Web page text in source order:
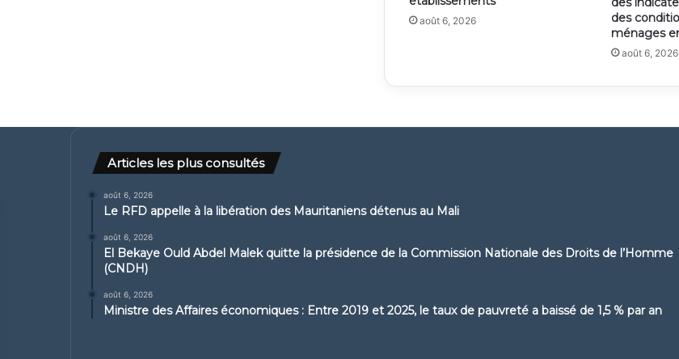
août 6, 2026
des
ménages
août 6, 2026
Articles les plus consultés
août 6, 2026
Le RFD appelle à la libération des Mauritaniens détenus au Mali
août 6, 2026
El Bekaye Ould Abdel Malek quitte la présidence de la Commission Nationale des Droits de l’Homme
(CNDH)
août 6, 2026
Ministre des Affaires économiques : Entre 2019 et 2025, le taux de pauvreté a baissé de 1,5 % par an